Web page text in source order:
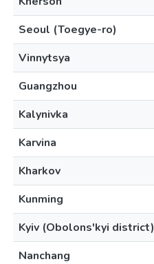
Seoul (Toegye-ro)
Vinnytsya
Guangzhou
Kalynivka
Karvina
Kharkov
Kunming
Kyiv (Obolons'kyi district)
Nanchang